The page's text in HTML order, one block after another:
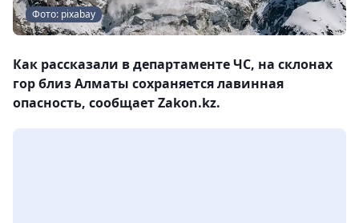
Фото: pixabay
Как рассказали в департаменте ЧС, на склонах
гор близ Алматы сохраняется лавинная
опасность, сообщает Zakon.kz.